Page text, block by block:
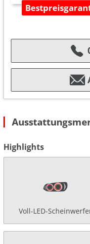
Highlights
Voll-LED-